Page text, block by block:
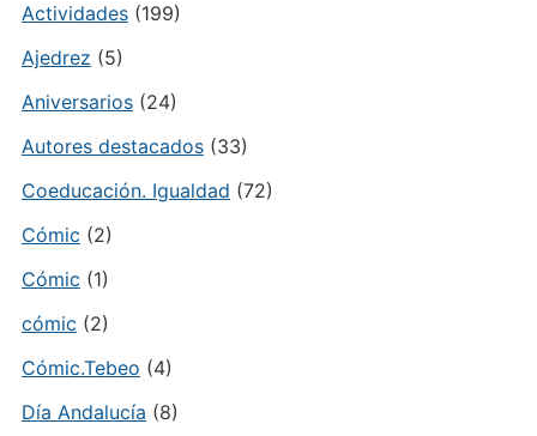
Actividades(199)
Ajedrez (5)
Aniversarios(24)
Autores destacados(33)
Coeducación. Igualdad (72)
Cómic (2)
Cómic (1)
cómic (2)
Cómic.Tebeo (4)
Día Andalucía (8)